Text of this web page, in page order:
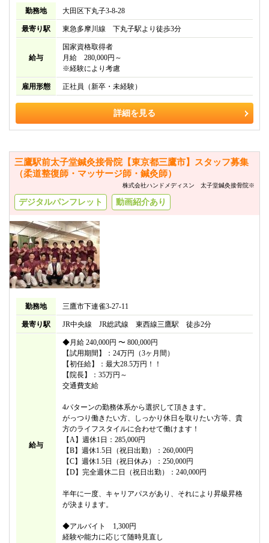
詳細を見る
勤務地 大田区下丸子3-8-28
最寄り駅 東急多摩川線 下丸子駅より徒歩3分
給与
国家資格取得者
月給 280,000円～
※経験により考慮
雇用形態 正社員（新卒・未経験）
三鷹駅前太子堂鍼灸接骨院【東京都三鷹市】スタッフ募集
（柔道整復師・マッサージ師・鍼灸師）
株式会社ハンドメディスン 太子堂鍼灸接骨院※
デジタルパンフレット 動画紹介あり
勤務地 三鷹市下連雀3-27-11
最寄り駅 JR中央線 JR総武線 東西線三鷹駅 徒歩2分
給与
◆月給 240,000円 〜 800,000円
【試用期間】：24万円（3ヶ月間）
【初任給】：最大28.5万円！！
【院長】：35万円～
交通費支給
4パターンの勤務体系から選択して頂きます。
がっつり働きたい方、しっかり休日を取りたい方等、貴
方のライフスタイルに合わせて働けます！
【A】週休1日：285,000円
【B】週休1.5日（祝日出勤）：260,000円
【C】週休1.5日（祝日休み）：250,000円
【D】完全週休二日（祝日出勤）：240,000円
半年に一度、キャリアパスがあり、それにより昇級昇格
が決まります。
◆アルバイト 1,300円
経験や能力に応じて随時見直し